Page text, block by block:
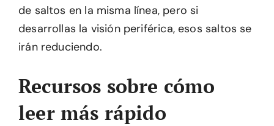
de saltos en la misma línea, pero si
desarrollas la visión periférica, esos saltos se
irán reduciendo.
Recursos sobre cómo
leer más rápido